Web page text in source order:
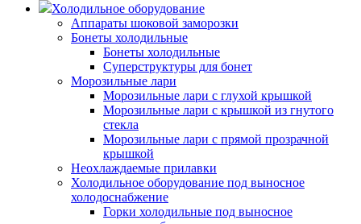
Холодильное оборудование
Аппараты шоковой заморозки
Бонеты холодильные
Бонеты холодильные
Суперструктуры для бонет
Морозильные лари
Морозильные лари с глухой крышкой
Морозильные лари с крышкой из гнутого
стекла
Морозильные лари с прямой прозрачной
крышкой
Неохлаждаемые прилавки
Холодильное оборудование под выносное
холодоснабжение
Горки холодильные под выносное